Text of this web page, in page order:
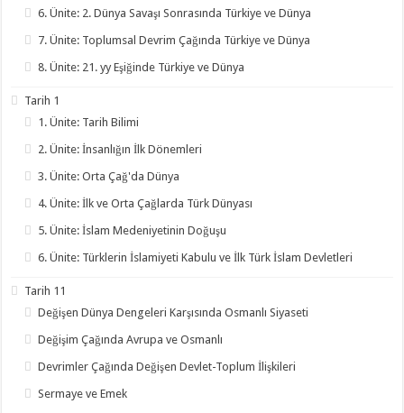
6. Ünite: 2. Dünya Savaşı Sonrasında Türkiye ve Dünya
7. Ünite: Toplumsal Devrim Çağında Türkiye ve Dünya
8. Ünite: 21. yy Eşiğinde Türkiye ve Dünya
Tarih 1
1. Ünite: Tarih Bilimi
2. Ünite: İnsanlığın İlk Dönemleri
3. Ünite: Orta Çağ'da Dünya
4. Ünite: İlk ve Orta Çağlarda Türk Dünyası
5. Ünite: İslam Medeniyetinin Doğuşu
6. Ünite: Türklerin İslamiyeti Kabulu ve İlk Türk İslam Devletleri
Tarih 11
Değişen Dünya Dengeleri Karşısında Osmanlı Siyaseti
Değişim Çağında Avrupa ve Osmanlı
Devrimler Çağında Değişen Devlet-Toplum İlişkileri
Sermaye ve Emek